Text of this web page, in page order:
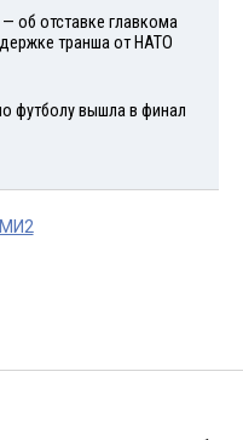
об отставке главкома
транша от НАТО
футболу вышла в финал